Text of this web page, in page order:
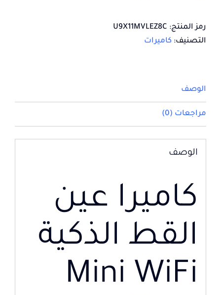
رمز المنتج: U9X11MVLEZ8C
التصنيف: كاميرات
الوصف
مراجعات (0)
الوصف
كاميرا عين
القط الذكية
Mini WiFi